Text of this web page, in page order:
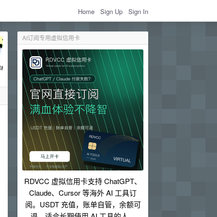
Home Sign Up Sign In
AI订阅专用虚拟信用卡
RDVCC 虚拟信用卡支持 ChatGPT、
Claude、Cursor 等海外 AI 工具订
阅。USDT 充值，账单自管，余额可